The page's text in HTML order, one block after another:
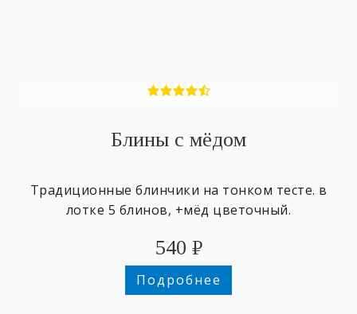
Блины с мёдом
Традиционные блинчики на тонком тесте. в
лотке 5 блинов, +мёд цветочный.
540 ₽
Подробнее